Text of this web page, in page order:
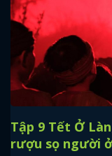
Tập 9 Tết Ở
rượu sọ người